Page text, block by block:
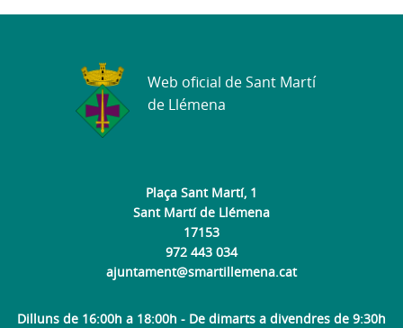
Plaça Sant Martí, 1
Sant Martí de Llémena
17153
972 443 034
ajuntament@smartillemena.cat
Dilluns de 16:00h a 18:00h - De dimarts a divendres de 9:30h
Web oficial de Sant Martí
de Llémena